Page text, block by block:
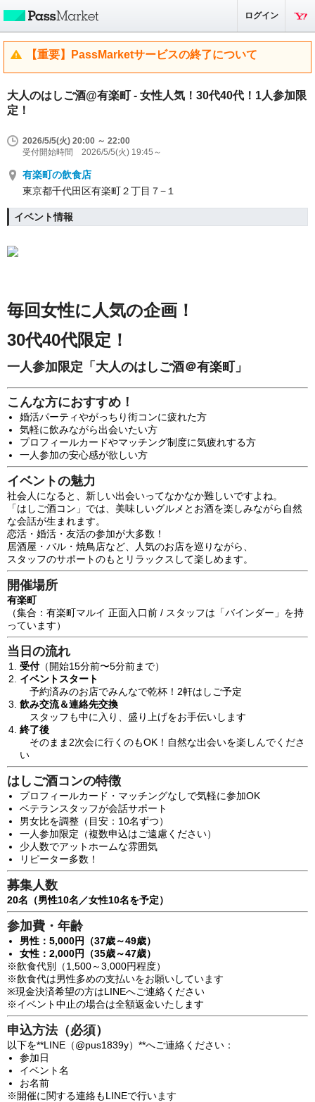
ログイン
【重要】PassMarketサービスの終了について
大人のはしご酒@有楽町 - 女性人気！30代40代！1人参加限
定！
2026/5/5(火) 20:00 ～ 22:00
受付開始時間 2026/5/5(火) 19:45～
有楽町の飲食店
東京都千代田区有楽町２丁目７−１
イベント情報
毎回女性に人気の企画！
30代40代限定！
一人参加限定「大人のは しご酒＠有楽町 」
こんな方におすすめ！
婚活パーティやがっちり街コンに疲れた方
気軽に飲みながら出会いたい方
プロフィールカードやマッチング制度に気疲れする方
一人参加の安心感が欲しい方
イベントの魅力
社会人になると、新しい出会いってなかなか難しいですよね。
「はしご酒コン」では、美味しいグルメとお酒を楽しみながら自然
な会話が生まれます。
恋活・婚活・友活の参加が大多数！
居酒屋・バル・焼鳥店など、人気のお店を巡りながら、
スタッフのサポートのもとリラックスして楽しめます。
開催場所
有楽町
（集合：有楽町マルイ 正面入口前 / スタッフは「バインダー」を持
っています）
当日の流れ
受付（開始15分前〜5分前まで）
イベントスタート
予約済みのお店でみんなで乾杯！2軒はしご予定
飲み交流＆連絡先交換
スタッフも中に入り、盛り上げをお手伝いします
終了後
そのまま2次会に行くのもOK！自然な出会いを楽しんでくださ
い
はしご酒コンの特徴
プロフィールカード・マッチングなしで気軽に参加OK
ベテランスタッフが会話サポート
男女比を調整（目安：10名ずつ）
一人参加限定（複数申込はご遠慮ください）
少人数でアットホームな雰囲気
リピーター多数！
募集人数
20名（男性10名／女性10名を予定）
参加費・年齢
男性：5,000円（37歳～49歳）
女性：2,000円（35歳～47歳）
※飲食代別（1,500～3,000円程度）
※飲食代は男性多めの支払いをお願いしています
※現金決済希望の方はLINEへご連絡ください
※イベント中止の場合は全額返金いたします
申込方法（必須）
以下を**LINE（@pus1839y）**へご連絡ください：
参加日
イベント名
お名前
※開催に関する連絡もLINEで行います